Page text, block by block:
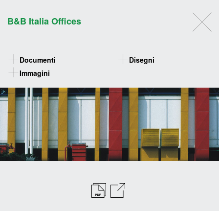
B&B Italia Offices
Documenti
Disegni
Immagini